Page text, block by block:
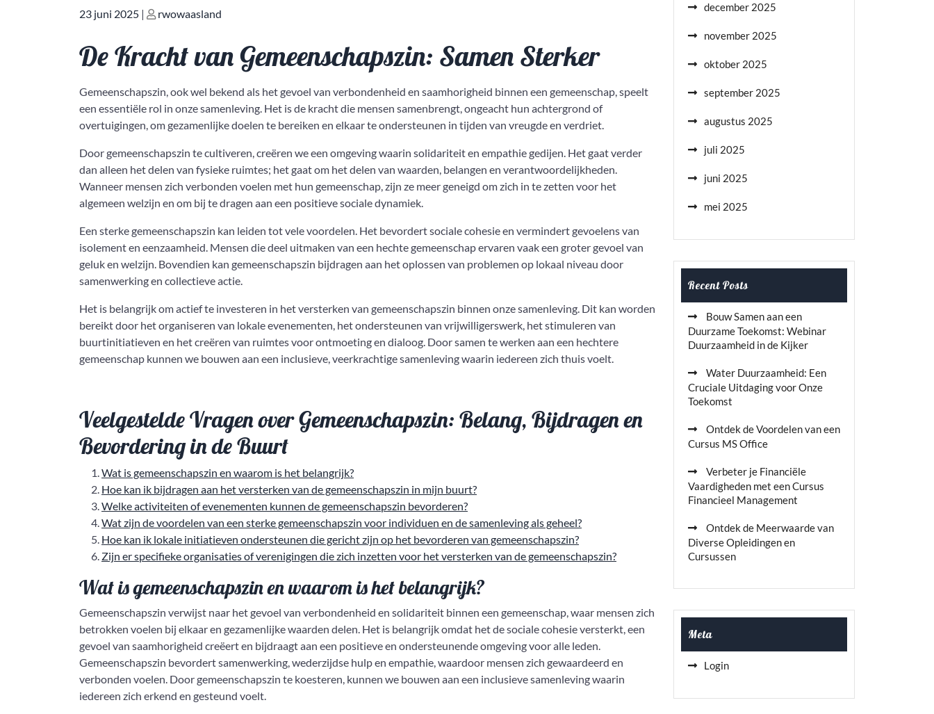
Geplaatst
23 juni 2025 | Geplaatst
rwowaasland
De Kracht van Gemeenschapszin: Samen Sterker
Gemeenschapszin, ook wel bekend als het gevoel van verbondenheid en saamhorigheid binnen een gemeenschap, speelt
een essentiële rol in onze samenleving. Het is de kracht die mensen samenbrengt, ongeacht hun achtergrond of
overtuigingen, om gezamenlijke doelen te bereiken en elkaar te ondersteunen in tijden van vreugde en verdriet.
Door gemeenschapszin te cultiveren, creëren we een omgeving waarin solidariteit en empathie gedijen. Het gaat verder
dan alleen het delen van fysieke ruimtes; het gaat om het delen van waarden, belangen en verantwoordelijkheden.
Wanneer mensen zich verbonden voelen met hun gemeenschap, zijn ze meer geneigd om zich in te zetten voor het
algemeen welzijn en om bij te dragen aan een positieve sociale dynamiek.
Een sterke gemeenschapszin kan leiden tot vele voordelen. Het bevordert sociale cohesie en vermindert gevoelens van
isolement en eenzaamheid. Mensen die deel uitmaken van een hechte gemeenschap ervaren vaak een groter gevoel van
geluk en welzijn. Bovendien kan gemeenschapszin bijdragen aan het oplossen van problemen op lokaal niveau door
samenwerking en collectieve actie.
Het is belangrijk om actief te investeren in het versterken van gemeenschapszin binnen onze samenleving. Dit kan worden
bereikt door het organiseren van lokale evenementen, het ondersteunen van vrijwilligerswerk, het stimuleren van
buurtinitiatieven en het creëren van ruimtes voor ontmoeting en dialoog. Door samen te werken aan een hechtere
gemeenschap kunnen we bouwen aan een inclusieve, veerkrachtige samenleving waarin iedereen zich thuis voelt.
Veelgestelde Vragen over Gemeenschapszin: Belang, Bijdragen en
Bevordering in de Buurt
Wat is gemeenschapszin en waarom is het belangrijk?
Hoe kan ik bijdragen aan het versterken van de gemeenschapszin in mijn buurt?
Welke activiteiten of evenementen kunnen de gemeenschapszin bevorderen?
Wat zijn de voordelen van een sterke gemeenschapszin voor individuen en de samenleving als geheel?
Hoe kan ik lokale initiatieven ondersteunen die gericht zijn op het bevorderen van gemeenschapszin?
Zijn er specifieke organisaties of verenigingen die zich inzetten voor het versterken van de gemeenschapszin?
Wat is gemeenschapszin en waarom is het belangrijk?
Gemeenschapszin verwijst naar het gevoel van verbondenheid en solidariteit binnen een gemeenschap, waar mensen zich
betrokken voelen bij elkaar en gezamenlijke waarden delen. Het is belangrijk omdat het de sociale cohesie versterkt, een
gevoel van saamhorigheid creëert en bijdraagt aan een positieve en ondersteunende omgeving voor alle leden.
Gemeenschapszin bevordert samenwerking, wederzijdse hulp en empathie, waardoor mensen zich gewaardeerd en
verbonden voelen. Door gemeenschapszin te koesteren, kunnen we bouwen aan een inclusieve samenleving waarin
iedereen zich erkend en gesteund voelt.
december 2025
november 2025
oktober 2025
september 2025
augustus 2025
juli 2025
juni 2025
mei 2025
Recent Posts
Bouw Samen aan een
Duurzame Toekomst: Webinar
Duurzaamheid in de Kijker
Water Duurzaamheid: Een
Cruciale Uitdaging voor Onze
Toekomst
Ontdek de Voordelen van een
Cursus MS Office
Verbeter je Financiële
Vaardigheden met een Cursus
Financieel Management
Ontdek de Meerwaarde van
Diverse Opleidingen en
Cursussen
Meta
Login